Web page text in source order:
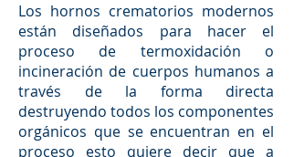
Los hornos crematorios modernos
están diseñados para hacer el
proceso de termoxidación o
incineración de cuerpos humanos a
través de la forma directa
destruyendo todos los componentes
orgánicos que se encuentran en el
proceso esto quiere decir que a